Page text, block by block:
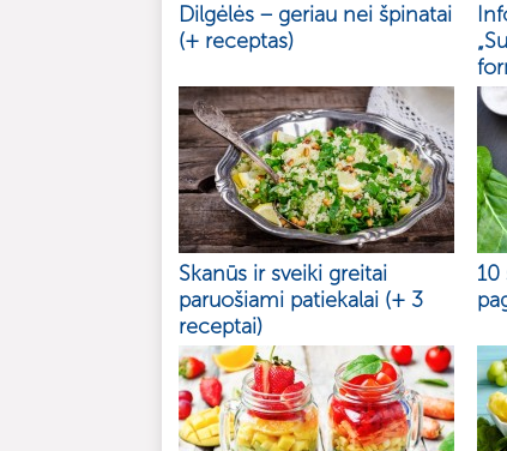
Dilgėlės – geriau nei špinatai
(+ receptas)
Skanūs ir sveiki greitai
paruošiami patiekalai (+ 3
receptai)
10